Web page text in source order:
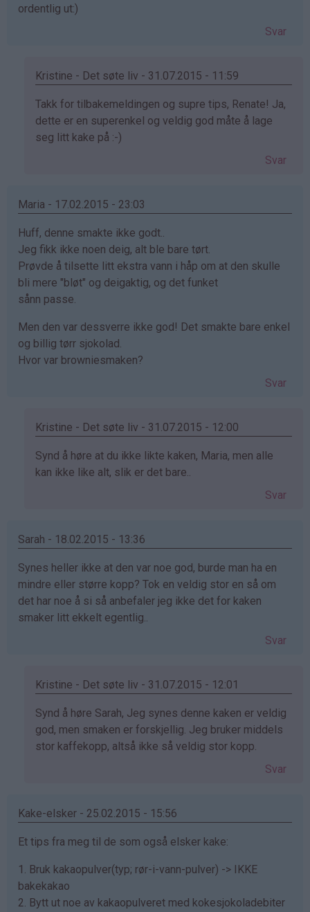
ordentlig ut:)
Svar
Kristine - Det søte liv - 31.07.2015 - 11:59
Som
svar
på
bekreftet)
Takk for tilbakemeldingen og supre tips, Renate! Ja,
dette er en superenkel og veldig god måte å lage
seg litt kake på :-)
Svar
Maria - 17.02.2015 - 23:03
Huff, denne smakte ikke godt..
Jeg fikk ikke noen deig, alt ble bare tørt.
Prøvde å tilsette litt ekstra vann i håp om at den skulle
bli mere "bløt" og deigaktig, og det funket
sånn passe.
Men den var dessverre ikke god! Det smakte bare enkel
og billig tørr sjokolad.
Hvor var browniesmaken?
Svar
Kristine - Det søte liv - 31.07.2015 - 12:00
Som
svar
(ikke
Synd å høre at du ikke likte kaken, Maria, men alle
kan ikke like alt, slik er det bare..
Svar
Sarah - 18.02.2015 - 13:36
Synes heller ikke at den var noe god, burde man ha en
mindre eller større kopp? Tok en veldig stor en så om
det har noe å si så anbefaler jeg ikke det for kaken
smaker litt ekkelt egentlig..
Svar
Kristine - Det søte liv - 31.07.2015 - 12:01
Som
svar
på
bekreftet)
Synd å høre Sarah, Jeg synes denne kaken er veldig
god, men smaken er forskjellig. Jeg bruker middels
stor kaffekopp, altså ikke så veldig stor kopp.
Svar
Kake-elsker - 25.02.2015 - 15:56
Et tips fra meg til de som også elsker kake:
1. Bruk kakaopulver(typ; rør-i-vann-pulver) -> IKKE
bakekakao
2. Bytt ut noe av kakaopulveret med kokesjokoladebiter